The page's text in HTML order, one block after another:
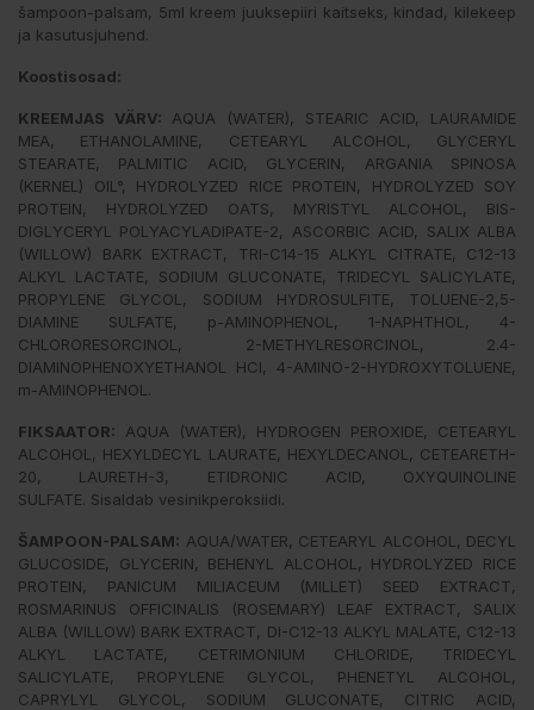
šampoon-palsam, 5ml kreem juuksepiiri kaitseks, kindad, kilekeep
ja kasutusjuhend.
Koostisosad:
KREEMJAS VÄRV: AQUA (WATER), STEARIC ACID, LAURAMIDE
MEA, ETHANOLAMINE, CETEARYL ALCOHOL, GLYCERYL
STEARATE, PALMITIC ACID, GLYCERIN, ARGANIA SPINOSA
(KERNEL) OIL°, HYDROLYZED RICE PROTEIN, HYDROLYZED SOY
PROTEIN, HYDROLYZED OATS, MYRISTYL ALCOHOL, BIS-
DIGLYCERYL POLYACYLADIPATE-2, ASCORBIC ACID, SALIX ALBA
(WILLOW) BARK EXTRACT, TRI-C14-15 ALKYL CITRATE, C12-13
ALKYL LACTATE, SODIUM GLUCONATE, TRIDECYL SALICYLATE,
PROPYLENE GLYCOL, SODIUM HYDROSULFITE, TOLUENE-2,5-
DIAMINE SULFATE, p-AMINOPHENOL, 1-NAPHTHOL, 4-
CHLORORESORCINOL, 2-METHYLRESORCINOL, 2.4-
DIAMINOPHENOXYETHANOL HCI, 4-AMINO-2-HYDROXYTOLUENE,
m-AMINOPHENOL.
FIKSAATOR: AQUA (WATER), HYDROGEN PEROXIDE, CETEARYL
ALCOHOL, HEXYLDECYL LAURATE, HEXYLDECANOL, CETEARETH-
20, LAURETH-3, ETIDRONIC ACID, OXYQUINOLINE
SULFATE. Sisaldab vesinikperoksiidi.
ŠAMPOON-PALSAM: AQUA/WATER, CETEARYL ALCOHOL, DECYL
GLUCOSIDE, GLYCERIN, BEHENYL ALCOHOL, HYDROLYZED RICE
PROTEIN, PANICUM MILIACEUM (MILLET) SEED EXTRACT,
ROSMARINUS OFFICINALIS (ROSEMARY) LEAF EXTRACT, SALIX
ALBA (WILLOW) BARK EXTRACT, DI-C12-13 ALKYL MALATE, C12-13
ALKYL LACTATE, CETRIMONIUM CHLORIDE, TRIDECYL
SALICYLATE, PROPYLENE GLYCOL, PHENETYL ALCOHOL,
CAPRYLYL GLYCOL, SODIUM GLUCONATE, CITRIC ACID,